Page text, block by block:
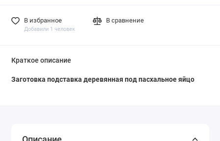
В избранное
Добавили 1 человек
В сравнение
Краткое описание
Заготовка подставка деревянная под пасхальное яйцо